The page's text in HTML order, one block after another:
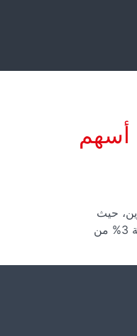
و الغير عادية وافقت على توزيع 13% أرباح نقدية و3% أسهم
والمستثمرين، حيث
صادقت على كافة البنود المدرجة على جدول أعمالها وأبرزها الموافقة على توزيع أرباح نقدية بنسبة 13% من القيمة الإسمية للسهم الواحد وتوزيع أسهم منحة بنسبة 3% من